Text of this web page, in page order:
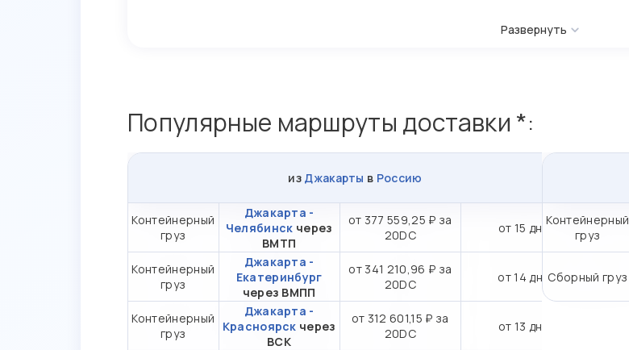
Развернуть
Популярные маршруты доставки *:
из Джакарты в Россию
Контейнерный
груз
Джакарта -
Челябинск через
ВМТП
от 377 559,25 ₽ за
20DC
от 15 дн.
Контейнерный
груз
Джакарта -
Екатеринбург
через ВМПП
от 341 210,96 ₽ за
20DC
от 14 дн.
Контейнерный
груз
Джакарта -
Красноярск через
ВСК
от 312 601,15 ₽ за
20DC
от 13 дн.
Контейнерный
груз
Сборный груз